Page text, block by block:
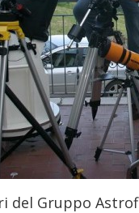
del Gruppo